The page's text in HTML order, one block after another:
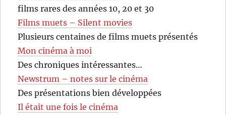
films rares des années 10, 20 et 30
Films muets – Silent movies
Plusieurs centaines de films muets présentés
Mon cinéma à moi
Des chroniques intéressantes…
Newstrum – notes sur le cinéma
Des présentations bien développées
Il était une fois le cinéma